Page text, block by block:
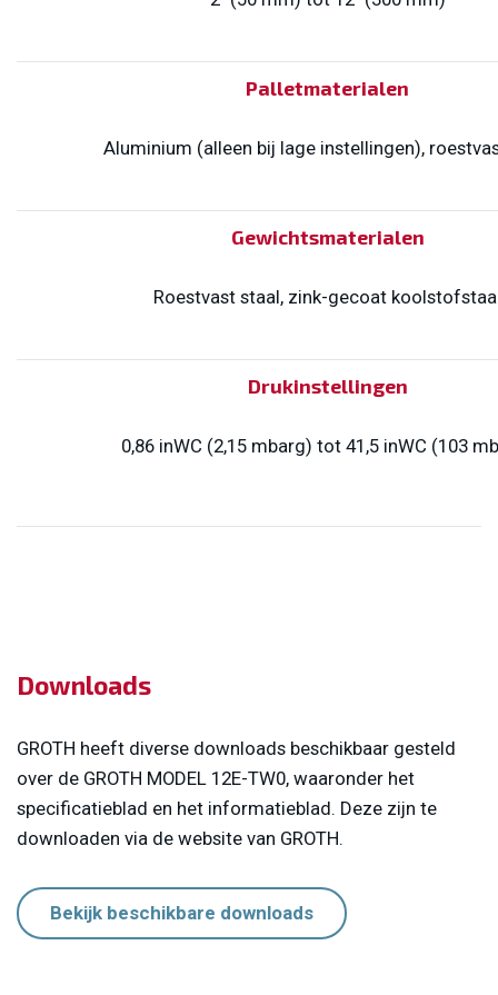
Palletmaterialen
Aluminium (alleen bij lage instellingen),
Gewichtsmaterialen
Roestvast staal, zink-gecoat
Drukinstellingen
0,86 inWC (2,15 mbarg) tot 41,5 inWC (103
Downloads
GROTH heeft diverse downloads beschikbaar gesteld
over de GROTH MODEL 12E-TW0, waaronder het
specificatieblad en het informatieblad. Deze zijn te
downloaden via de website van GROTH.
Bekijk beschikbare downloads